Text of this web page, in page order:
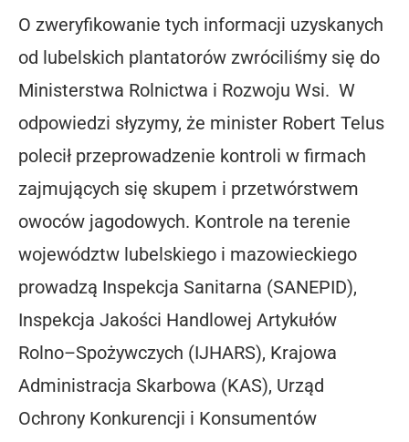
O zweryfikowanie tych informacji uzyskanych
od lubelskich plantatorów zwróciliśmy się do
Ministerstwa Rolnictwa i Rozwoju Wsi. W
odpowiedzi słyzymy, że minister Robert Telus
polecił przeprowadzenie kontroli w firmach
zajmujących się skupem i przetwórstwem
owoców jagodowych. Kontrole na terenie
województw lubelskiego i mazowieckiego
prowadzą Inspekcja Sanitarna (SANEPID),
Inspekcja Jakości Handlowej Artykułów
Rolno–Spożywczych (IJHARS), Krajowa
Administracja Skarbowa (KAS), Urząd
Ochrony Konkurencji i Konsumentów